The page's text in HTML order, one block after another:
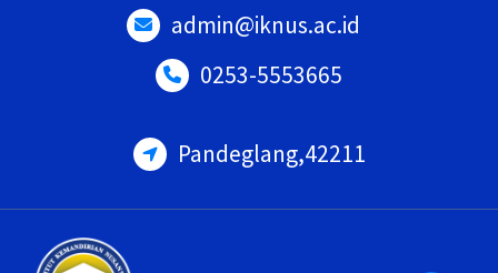
admin@iknus.ac.id
0253-5553665
Pandeglang,42211